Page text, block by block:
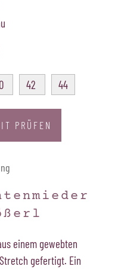
42 44
PRÜFEN
einem gewebten
gefertigt. Ein